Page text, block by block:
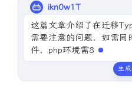
ikn0w1T
这篇文章介绍了在迁移
需要注意的问题，如需同
件，php环境需8.2及以上
生